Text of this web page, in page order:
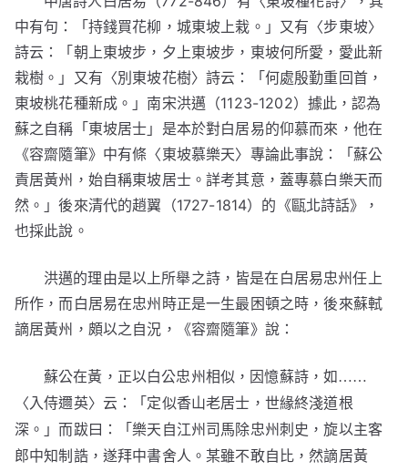
中有句：「持錢買花柳，城東坡上栽。」又有〈步東坡〉
詩云：「朝上東坡步，夕上東坡步，東坡何所愛，愛此新
栽樹。」又有〈別東坡花樹〉詩云：「何處殷勤重回首，
東坡桃花種新成。」南宋洪邁（1123-1202）據此，認為
蘇之自稱「東坡居士」是本於對白居易的仰慕而來，他在
《容齋隨筆》中有條〈東坡慕樂天〉專論此事說：「蘇公
責居黃州，始自稱東坡居士。詳考其意，蓋專慕白樂天而
然。」後來清代的趙翼（1727-1814）的《甌北詩話》，
也採此說。
洪邁的理由是以上所舉之詩，皆是在白居易忠州任上
所作，而白居易在忠州時正是一生最困頓之時，後來蘇軾
謫居黃州，頗以之自況，《容齋隨筆》說：
蘇公在黃，正以白公忠州相似，因憶蘇詩，如……
〈入侍邇英〉云：「定似香山老居士，世緣終淺道根
深。」而跋曰：「樂天自江州司馬除忠州刺史，旋以主客
郎中知制誥，遂拜中書舍人。某雖不敢自比，然謫居黃